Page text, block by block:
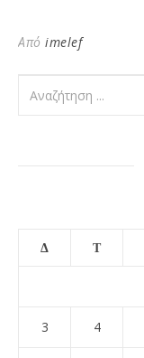
Από imelef
Δ Τ
3 4